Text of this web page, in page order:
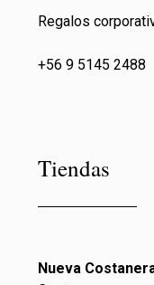
Regalos
+56 9 5145 2488
Tiendas
Nueva